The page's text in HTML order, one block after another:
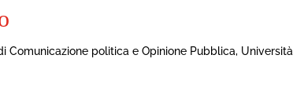
Comunicazione politica e Opinione Pubblica, Università